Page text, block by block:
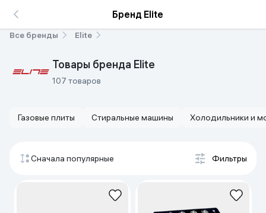
Бренд Elite
Все бренды Elite
Товары бренда Elite
107 товаров
Газовые плиты Стиральные машины Холодильники и
Сначала популярные Фильтры